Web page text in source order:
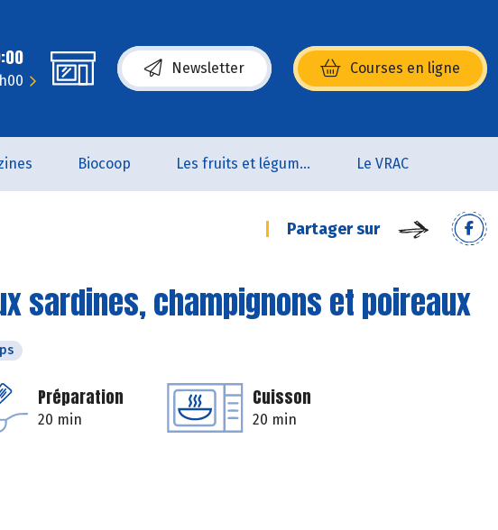
Newsletter Courses en ligne
(s’ouvre dans une nouvelle fenêtre)
Biocoop Les fruits et légumes Le VRAC
Partager sur
sardines, champignons et poireaux
Préparation
20 min
Cuisson
20 min